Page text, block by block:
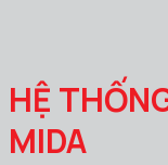
HỆ
MIDA